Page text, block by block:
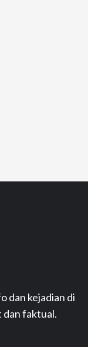
dan kejadian di
dan faktual.